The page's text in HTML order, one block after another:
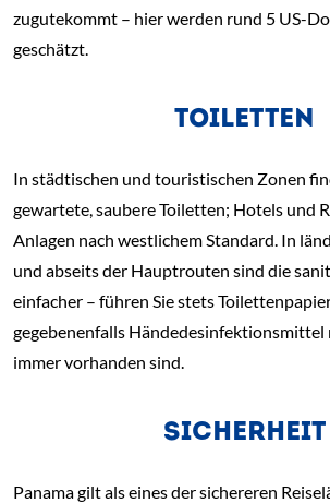
zugutekommt – hier werden rund 5 US-
geschätzt.
TOILETTEN
In städtischen und touristischen Zonen
gewartete, saubere Toiletten; Hotels und
Anlagen nach westlichem Standard. In
und abseits der Hauptrouten sind die
einfacher – führen Sie stets
gegebenenfalls Händedesinfektionsmittel
immer vorhanden sind.
SICHERHEIT
Panama gilt als eines der sichereren